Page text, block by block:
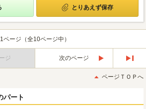
とりあえず保存
1ページ（全10ページ中）
ジ
次のページ
後
ページＴＯＰへ
パート